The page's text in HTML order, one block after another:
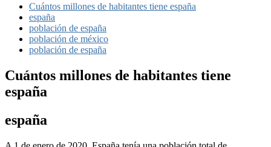
Cuántos millones de habitantes tiene españa
españa
población de españa
población de méxico
población de españa
Cuántos millones de habitantes tiene
españa
españa